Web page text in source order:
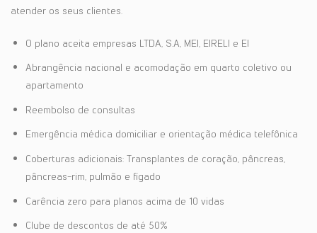
atender os seus clientes.
O plano aceita empresas LTDA, S.A, MEI, EIRELI e EI
Abrangência nacional e acomodação em quarto coletivo ou
apartamento
Reembolso de consultas
Emergência médica domiciliar e orientação médica telefônica
Coberturas adicionais: Transplantes de coração, pâncreas,
pâncreas-rim, pulmão e fígado
Carência zero para planos acima de 10 vidas
Clube de descontos de até 50%